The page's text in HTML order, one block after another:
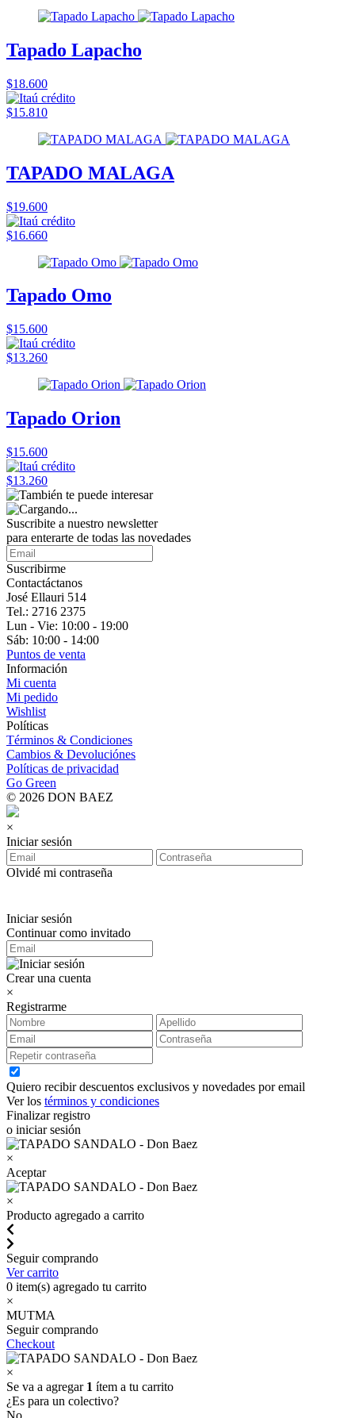
Tapado Lapacho
$18.600
$15.810
TAPADO MALAGA
$19.600
$16.660
Tapado Omo
$15.600
$13.260
Tapado Orion
$15.600
$13.260
Suscribite a nuestro newsletter
para enterarte de todas las novedades
Suscribirme
Contactáctanos
José Ellauri 514
Tel.: 2716 2375
Lun - Vie: 10:00 - 19:00
Sáb: 10:00 - 14:00
Puntos de venta
Información
Mi cuenta
Mi pedido
Wishlist
Políticas
Términos & Condiciones
Cambios & Devoluciónes
Políticas de privacidad
Go Green
© 2026 DON BAEZ
×
Iniciar sesión
Olvidé mi contraseña
Iniciar sesión
Continuar como invitado
Crear una cuenta
×
Registrarme
Quiero recibir descuentos exclusivos y novedades por email
Ver los términos y condiciones
Finalizar registro
o iniciar sesión
×
Aceptar
×
Producto agregado a carrito
Seguir comprando
Ver carrito
0 item(s) agregado tu carrito
×
MUTMA
Seguir comprando
Checkout
×
Se va a agregar 1 ítem a tu carrito
¿Es para un colectivo?